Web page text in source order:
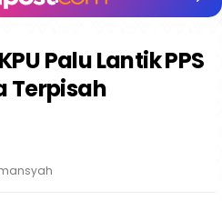
Palu Lantik PPS
Terpisah